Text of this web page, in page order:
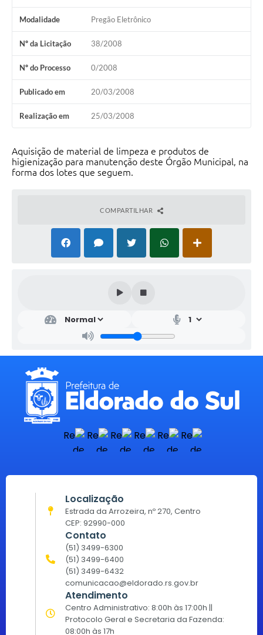
Modalidade Pregão Eletrônico
Nº da Licitação 38/2008
Nº do Processo 0/2008
Publicado em 20/03/2008
Realização em 25/03/2008
Aquisição de material de limpeza e produtos de
higienização para manutenção deste Órgão Municipal, na
forma dos lotes que seguem.
COMPARTILHAR
Localização
Estrada da Arrozeira, nº 270, Centro
CEP: 92990-000
Contato
(51) 3499-6300
(51) 3499-6400
(51) 3499-6432
comunicacao@eldorado.rs.gov.br
Atendimento
Centro Administrativo: 8:00h às 17:00h ||
Protocolo Geral e Secretaria da Fazenda:
08:00h às 17h